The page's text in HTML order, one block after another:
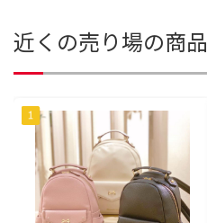
近くの売り場の商品